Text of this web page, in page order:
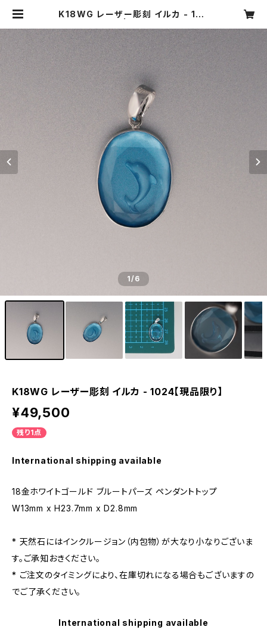
K18WG レーザー彫刻 イルカ - 102
1/6
K18WG レーザー彫刻 イルカ - 1024【現品限り】
¥49,500
残り1点
International shipping available
18金ホワイトゴールド ブルートパーズ ペンダントトップ
W13mm x H23.7mm x D2.8mm
* 天然石にはインクルージョン（内包物）が大なり小なりございま
す。ご承知おきください。
* ご注文のタイミングにより、在庫切れになる場合もございますの
でご了承ください。
International shipping available